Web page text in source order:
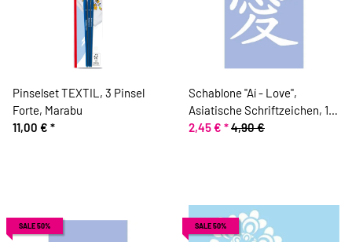
Pinselset TEXTIL, 3 Pinsel
Forte, Marabu
11,00 € *
Schablone "Aí - Love",
Asiatische Schriftzeichen, 15
x 10 cm
2,45 € *4,90 €
SALE 50% SALE 50%